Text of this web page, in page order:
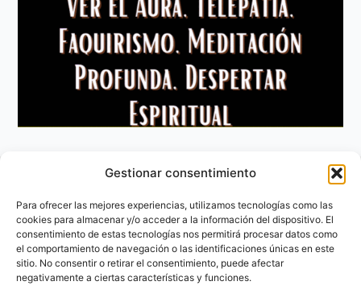
Gestionar consentimiento
Para ofrecer las mejores experiencias, utilizamos tecnologías como las
cookies para almacenar y/o acceder a la información del dispositivo. El
consentimiento de estas tecnologías nos permitirá procesar datos como
el comportamiento de navegación o las identificaciones únicas en este
sitio. No consentir o retirar el consentimiento, puede afectar
negativamente a ciertas características y funciones.
Aviso Legal
Política de privacidad
Política de Cookies
Contacto